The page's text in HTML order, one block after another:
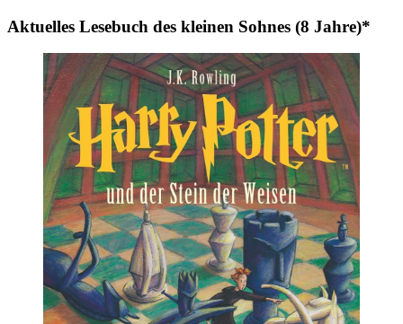
Aktuelles Lesebuch des kleinen Sohnes (8 Jahre)*